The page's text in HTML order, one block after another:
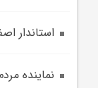
استاندار
نماينده